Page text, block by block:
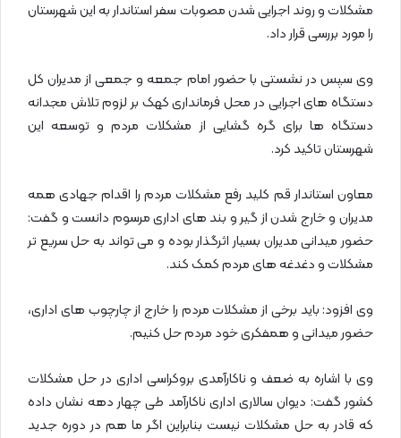
مشکلات و روند اجرایی شدن مصوبات سفر استاندار به این شهرستان
را مورد بررسی قرار داد.
وی سپس در نشستی با حضور امام جمعه و جمعی از مدیران کل
دستگاه های اجرایی در محل فرمانداری کهک بر لزوم تلاش مجدانه
دستگاه ها برای گره گشایی از مشکلات مردم و توسعه این
شهرستان تاکید کرد.
معاون استاندار قم کلید رفع مشکلات مردم را اقدام جهادی همه
مدیران و خارج شدن از گیر و بند های اداری مرسوم دانست و گفت:
حضور میدانی مدیران بسیار اثرگذار بوده و می تواند به حل سریع تر
مشکلات و دغدغه های مردم کمک کند.
وی افزود: باید برخی از مشکلات مردم را خارج از چارچوب های اداری،
حضور میدانی و همفکری خود مردم حل کنیم.
وی با اشاره به ضعف و ناکارآمدی بروکراسی اداری در حل مشکلات
کشور گفت: دیوان سالاری اداری ناکارآمد طی چهار دهه نشان داده
که قادر به حل مشکلات نیست بنابراین اگر ما هم در دوره جدید